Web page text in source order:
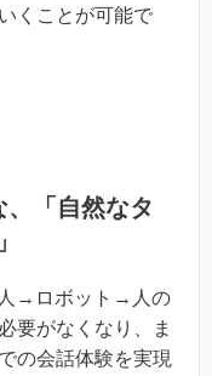
くことが可能で
、「自然なタ
人→ロボット→人の
要がなくなり、ま
の会話体験を実現